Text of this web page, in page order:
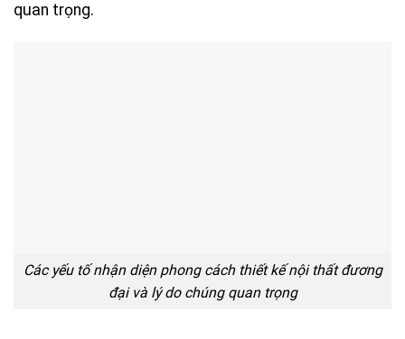
quan trọng.
Các yếu tố nhận diện phong cách thiết kế nội thất đương
đại và lý do chúng quan trọng